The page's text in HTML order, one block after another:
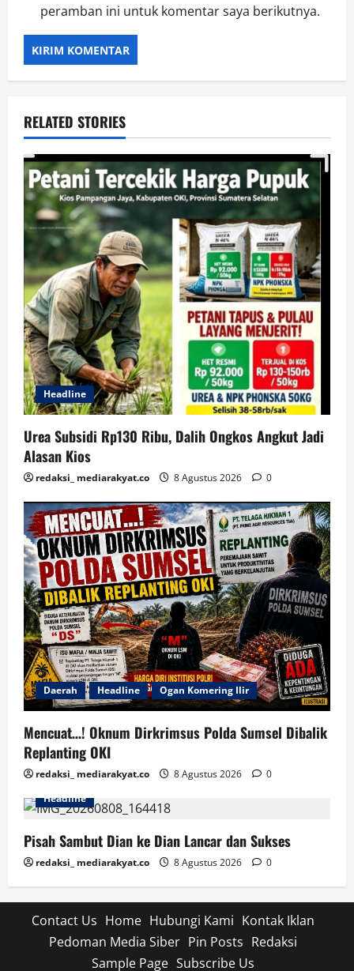
peramban ini untuk komentar saya berikutnya.
RELATED STORIES
Headline
Urea Subsidi Rp130 Ribu, Dalih Ongkos Angkut Jadi
Alasan Kios
redaksi_ mediarakyat.co 8 Agustus 2026 0
Daerah Headline Ogan Komering Ilir
Mencuat…! Oknum Dirkrimsus Polda Sumsel Dibalik
Replanting OKI
redaksi_ mediarakyat.co 8 Agustus 2026
0
Headline
Pisah Sambut Dian ke Dian Lancar dan Sukses
redaksi_ mediarakyat.co 8 Agustus 2026 0
Contact Us Home Hubungi Kami Kontak Iklan
Pedoman Media Siber Pin Posts Redaksi
Sample Page Subscribe Us